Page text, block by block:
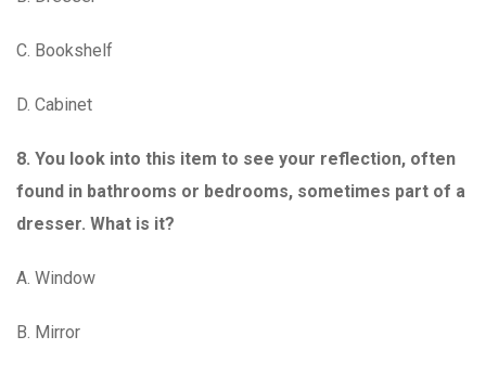
C. Bookshelf
D. Cabinet
8. You look into this item to see your reflection, often
found in bathrooms or bedrooms, sometimes part of a
dresser. What is it?
A. Window
B. Mirror